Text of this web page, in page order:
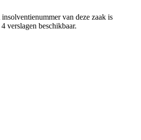
van deze zaak is
verslagen beschikbaar.